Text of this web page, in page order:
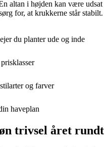
altan i højden kan være udsat
for, at krukkerne står stabilt.
du planter ude og inde
og farver
haveplan
trivsel året rundt